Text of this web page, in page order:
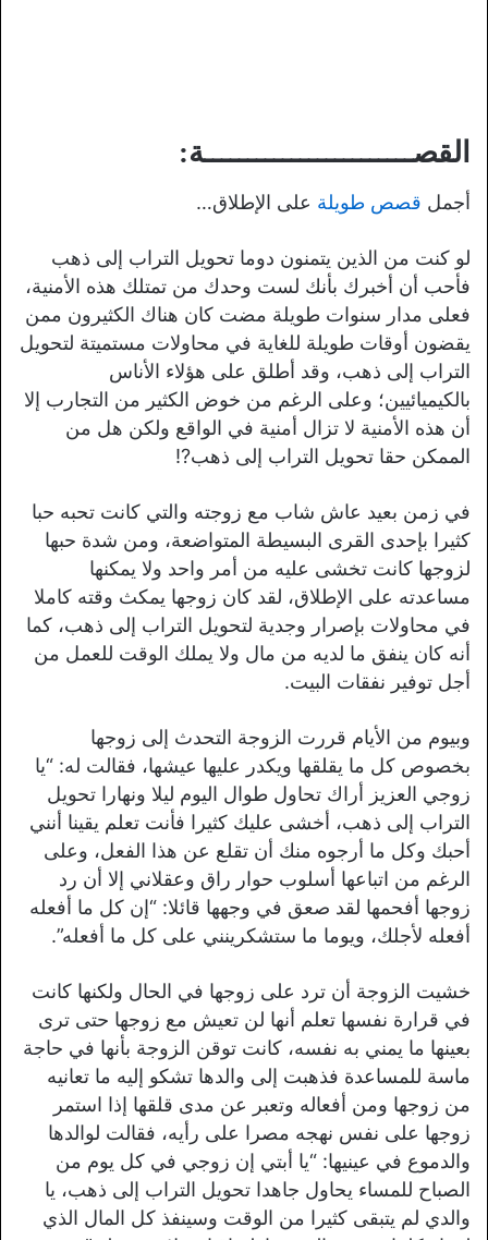
القصــــــــــــــــــــــــة:
أجمل قصص طويلة على الإطلاق…
لو كنت من الذين يتمنون دوما تحويل التراب إلى ذهب
فأحب أن أخبرك بأنك لست وحدك من تمتلك هذه الأمنية،
فعلى مدار سنوات طويلة مضت كان هناك الكثيرون ممن
يقضون أوقات طويلة للغاية في محاولات مستميتة لتحويل
التراب إلى ذهب، وقد أطلق على هؤلاء الأناس
بالكيميائيين؛ وعلى الرغم من خوض الكثير من التجارب إلا
أن هذه الأمنية لا تزال أمنية في الواقع ولكن هل من
الممكن حقا تحويل التراب إلى ذهب?!
في زمن بعيد عاش شاب مع زوجته والتي كانت تحبه حبا
كثيرا بإحدى القرى البسيطة المتواضعة، ومن شدة حبها
لزوجها كانت تخشى عليه من أمر واحد ولا يمكنها
مساعدته على الإطلاق، لقد كان زوجها يمكث وقته كاملا
في محاولات بإصرار وجدية لتحويل التراب إلى ذهب، كما
أنه كان ينفق ما لديه من مال ولا يملك الوقت للعمل من
أجل توفير نفقات البيت.
وبيوم من الأيام قررت الزوجة التحدث إلى زوجها
بخصوص كل ما يقلقها ويكدر عليها عيشها، فقالت له: “يا
زوجي العزيز أراك تحاول طوال اليوم ليلا ونهارا تحويل
التراب إلى ذهب، أخشى عليك كثيرا فأنت تعلم يقينا أنني
أحبك وكل ما أرجوه منك أن تقلع عن هذا الفعل، وعلى
الرغم من اتباعها أسلوب حوار راق وعقلاني إلا أن رد
زوجها أفحمها لقد صعق في وجهها قائلا: “إن كل ما أفعله
أفعله لأجلك، ويوما ما ستشكرينني على كل ما أفعله”.
خشيت الزوجة أن ترد على زوجها في الحال ولكنها كانت
في قرارة نفسها تعلم أنها لن تعيش مع زوجها حتى ترى
بعينها ما يمني به نفسه، كانت توقن الزوجة بأنها في حاجة
ماسة للمساعدة فذهبت إلى والدها تشكو إليه ما تعانيه
من زوجها ومن أفعاله وتعبر عن مدى قلقها إذا استمر
زوجها على نفس نهجه مصرا على رأيه، فقالت لوالدها
والدموع في عينيها: “يا أبتي إن زوجي في كل يوم من
الصباح للمساء يحاول جاهدا تحويل التراب إلى ذهب، يا
والدي لم يتبقى كثيرا من الوقت وسينفذ كل المال الذي